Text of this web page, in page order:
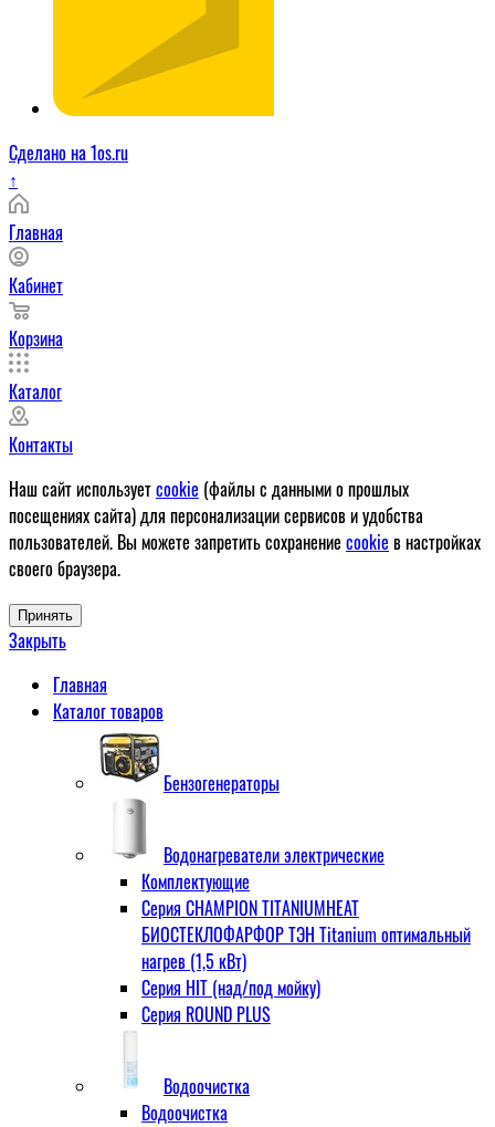
Сделано на 1os.ru
↑
Главная
Кабинет
Корзина
Каталог
Контакты
Наш сайт используетcookie (файлы с данными о прошлых
посещениях сайта) для персонализации сервисов и удобства
пользователей. Вы можете запретить сохранение cookie в настройках
своего браузера.
Принять
Закрыть
Главная
Каталог товаров
Бензогенераторы
Водонагреватели электрические
Комплектующие
Серия CHAMPION TITANIUMHEAT
БИОСТЕКЛОФАРФОР ТЭН Titanium оптимальный
нагрев (1,5 кВт)
Серия HIT (над/под мойку)
Серия ROUND PLUS
Водоочистка
Водоочистка